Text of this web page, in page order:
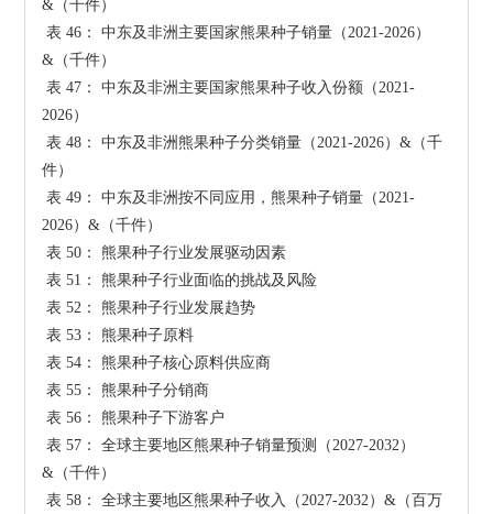
&（千件）
表 46： 中东及非洲主要国家熊果种子销量（2021-2026）
&（千件）
表 47： 中东及非洲主要国家熊果种子收入份额（2021-
2026）
表 48： 中东及非洲熊果种子分类销量（2021-2026）&（千
件）
表 49： 中东及非洲按不同应用，熊果种子销量（2021-
2026）&（千件）
表 50： 熊果种子行业发展驱动因素
表 51： 熊果种子行业面临的挑战及风险
表 52： 熊果种子行业发展趋势
表 53： 熊果种子原料
表 54： 熊果种子核心原料供应商
表 55： 熊果种子分销商
表 56： 熊果种子下游客户
表 57： 全球主要地区熊果种子销量预测（2027-2032）
&（千件）
表 58： 全球主要地区熊果种子收入（2027-2032）&（百万